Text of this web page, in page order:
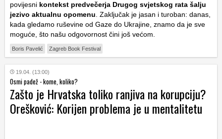
povijesni kontekst predvečerja Drugog svjetskog rata šalju
jezivo aktualnu opomenu. Zaključak je jasan i turoban: danas,
kada gledamo ruševine od Gaze do Ukrajine, znamo da je sve
moguće, što našu odgovornost čini još većom.
Boris Pavelić Zagreb Book Festival
19.04. (13:00)
Osmi padež - kome, koliko?
Zašto je Hrvatska toliko ranjiva na korupciju?
Orešković: Korijen problema je u mentalitetu